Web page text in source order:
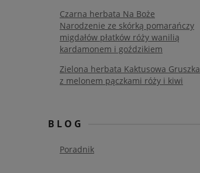
Czarna herbata Na Boże
Narodzenie ze skórką pomarańczy
migdałów płatków róży wanilią
kardamonem i goździkiem
Zielona herbata Kaktusowa Gruszka
z melonem pączkami róży i kiwi
BLOG
Poradnik